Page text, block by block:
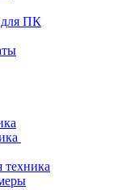
ПК
техника